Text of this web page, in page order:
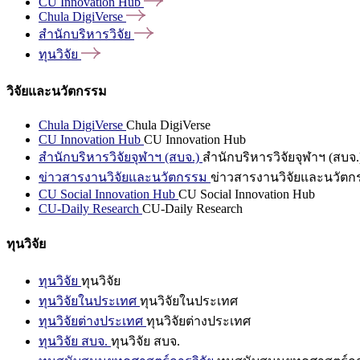
Chula DigiVerse
สำนักบริหารวิจัย
ทุนวิจัย
วิจัยและนวัตกรรม
Chula DigiVerse Chula DigiVerse
CU Innovation Hub CU Innovation Hub
สำนักบริหารวิจัยจุฬาฯ (สบจ.) สำนักบริหารวิจัยจุฬาฯ (สบจ
ข่าวสารงานวิจัยและนวัตกรรม ข่าวสารงานวิจัยและนวัตก
CU Social Innovation Hub CU Social Innovation Hub
CU-Daily Research CU-Daily Research
ทุนวิจัย
ทุนวิจัย ทุนวิจัย
ทุนวิจัยในประเทศ ทุนวิจัยในประเทศ
ทุนวิจัยต่างประเทศ ทุนวิจัยต่างประเทศ
ทุนวิจัย สบจ. ทุนวิจัย สบจ.